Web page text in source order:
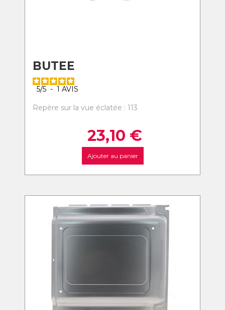
BUTEE
5/5 - 1 AVIS
Repère sur la vue éclatée : 113
23,10 €
Ajouter au panier